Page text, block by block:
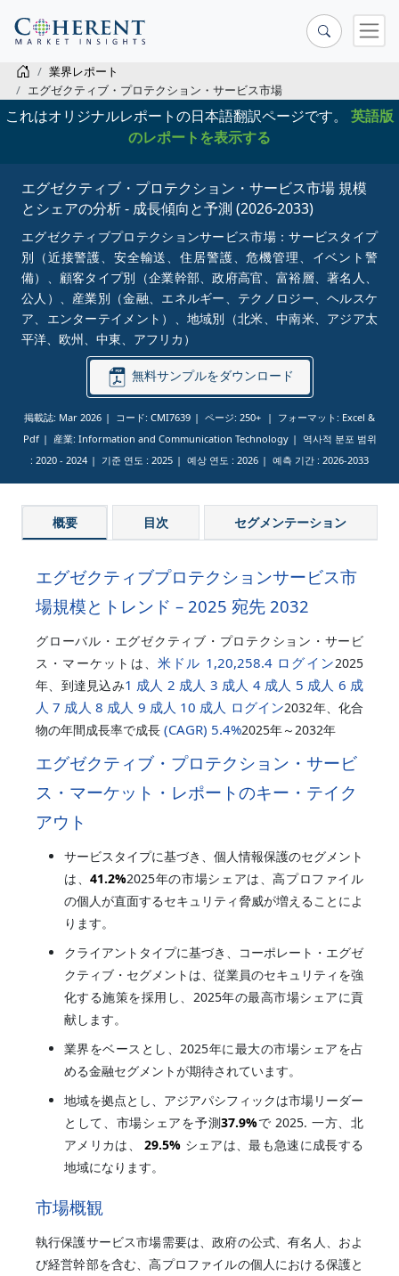
業界レポート
エグゼクティブ・プロテクション・サービス市場
これはオリジナルレポートの日本語翻訳ページです。 英語版
のレポートを表示する
エグゼクティブ・プロテクション・サービス市場 規模
とシェアの分析 - 成長傾向と予測 (2026-2033)
エグゼクティブプロテクションサービス市場：サービスタイプ
別（近接警護、安全輸送、住居警護、危機管理、イベント警
備）、顧客タイプ別（企業幹部、政府高官、富裕層、著名人、
公人）、産業別（金融、エネルギー、テクノロジー、ヘルスケ
ア、エンターテイメント）、地域別（北米、中南米、アジア太
平洋、欧州、中東、アフリカ）
無料サンプルをダウンロード
掲載誌: Mar 2026 コード: CMI7639 ページ: 250+
フォーマット: Excel &
Pdf
産業: Information and Communication Technology
역사적 분포 범위
: 2020 - 2024 기준 연도 : 2025 예상 연도 : 2026 예측 기간 : 2026-2033
概要 目次 セグメンテーション
エグゼクティブプロテクションサービス市
場規模とトレンド – 2025 宛先 2032
グローバル・エグゼクティブ・プロテクション・サービ
ス・マーケットは、 米ドル 1,20,258.4 ログイン2025
年、到達見込み1 成人 2 成人 3 成人 4 成人 5 成人 6 成
人 7 成人 8 成人 9 成人 10 成人 ログイン2032年、化合
物の年間成長率で成長 (CAGR) 5.4%2025年～2032年
エグゼクティブ・プロテクション・サービ
ス・マーケット・レポートのキー・テイク
アウト
サービスタイプに基づき、個人情報保護のセグメント
は、41.2%2025年の市場シェアは、高プロファイル
の個人が直面するセキュリティ脅威が増えることによ
ります。
クライアントタイプに基づき、コーポレート・エグゼ
クティブ・セグメントは、従業員のセキュリティを強
化する施策を採用し、2025年の最高市場シェアに貢
献します。
業界をベースとし、2025年に最大の市場シェアを占
める金融セグメントが期待されています。
地域を拠点とし、アジアパシフィックは市場リーダー
として、市場シェアを予測37.9%で 2025. 一方、北
アメリカは、
29.5% シェアは、最も急速に成長する
地域になります。
市場概観
執行保護サービス市場需要は、政府の公式、有名人、およ
び経営幹部を含む、高プロファイルの個人における保護と